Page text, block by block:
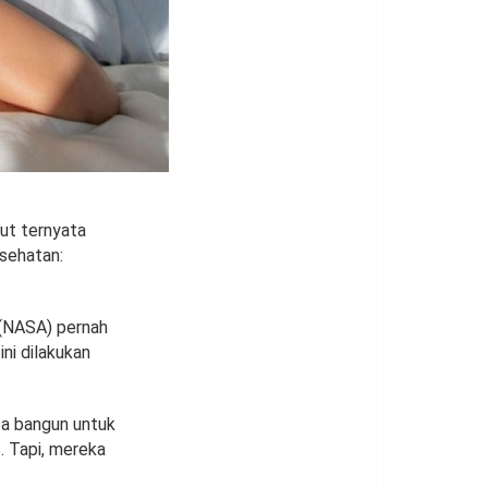
ternyata
pernah
dilakukan
bangun untuk
Tapi, mereka